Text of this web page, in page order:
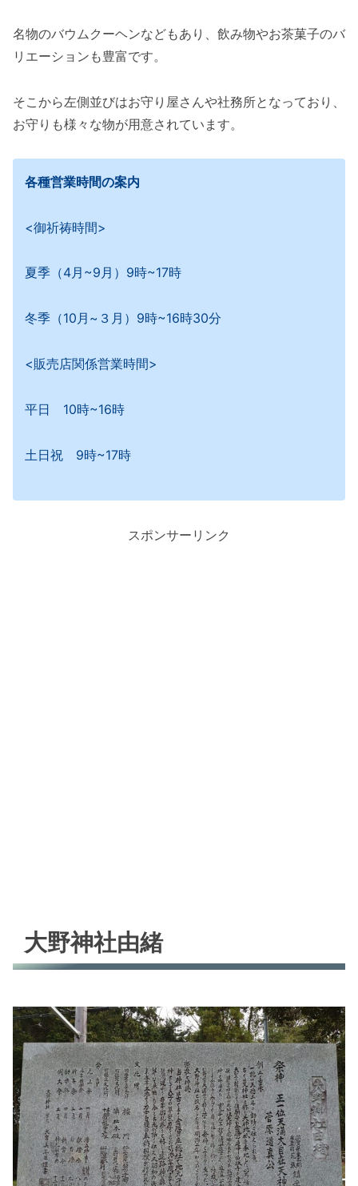
名物のバウムクーヘンなどもあり、飲み物やお茶菓子のバ
リエーションも豊富です。
そこから左側並びはお守り屋さんや社務所となっており、
お守りも様々な物が用意されています。
各種営業時間の案内
<御祈祷時間>
夏季（4月~9月）9時~17時
冬季（10月~３月）9時~16時30分
<販売店関係営業時間>
平日 10時~16時
土日祝 9時~17時
スポンサーリンク
大野神社由緒